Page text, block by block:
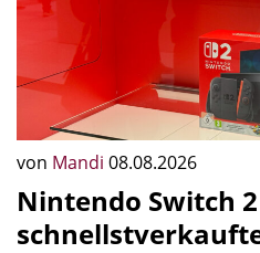
von Mandi 08.08.2026
Nintendo Switch